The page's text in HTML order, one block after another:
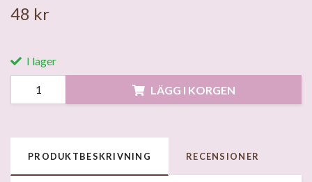
48 kr
I lager
LÄGG I KORGEN
PRODUKTBESKRIVNING RECENSIONER